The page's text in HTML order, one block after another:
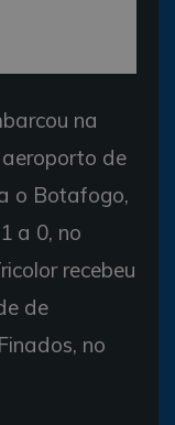
na
de
o Botafogo,
a 0, no
recebeu
de
no